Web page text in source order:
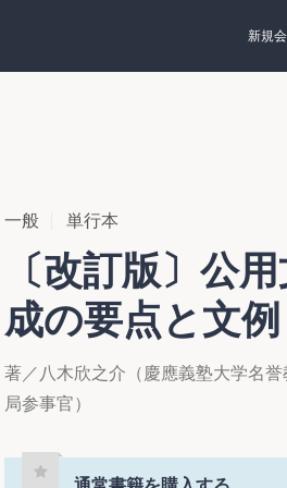
新規
一般 単行本
〔改訂版〕公
成の要点と文例
著／八木欣之介（慶應義塾大学名誉
局参事官）